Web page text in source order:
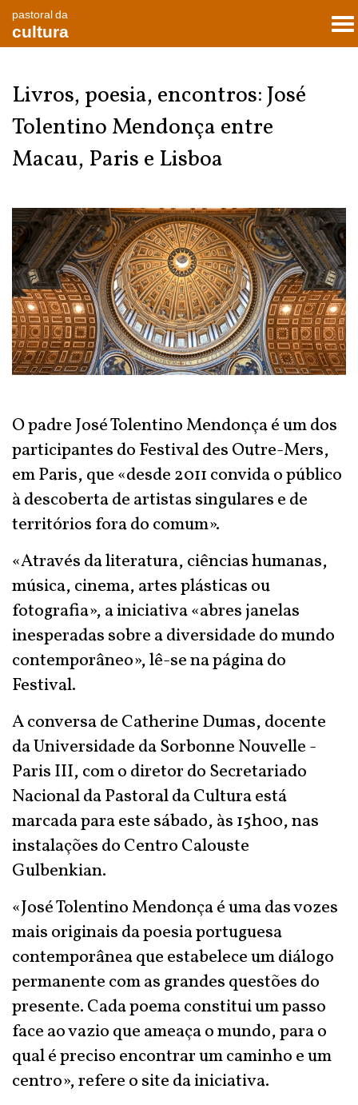
pastoral da
cultura
Livros, poesia, encontros: José
Tolentino Mendonça entre
Macau, Paris e Lisboa
O padre José Tolentino Mendonça é um dos
participantes do Festival des Outre-Mers,
em Paris, que «desde 2011 convida o público
à descoberta de artistas singulares e de
territórios fora do comum».
«Através da literatura, ciências humanas,
música, cinema, artes plásticas ou
fotografia», a iniciativa «abres janelas
inesperadas sobre a diversidade do mundo
contemporâneo», lê-se na página do
Festival.
A conversa de Catherine Dumas, docente
da Universidade da Sorbonne Nouvelle -
Paris III, com o diretor do Secretariado
Nacional da Pastoral da Cultura está
marcada para este sábado, às 15h00, nas
instalações do Centro Calouste
Gulbenkian.
«José Tolentino Mendonça é uma das vozes
mais originais da poesia portuguesa
contemporânea que estabelece um diálogo
permanente com as grandes questões do
presente. Cada poema constitui um passo
face ao vazio que ameaça o mundo, para o
qual é preciso encontrar um caminho e um
centro», refere o site da iniciativa.